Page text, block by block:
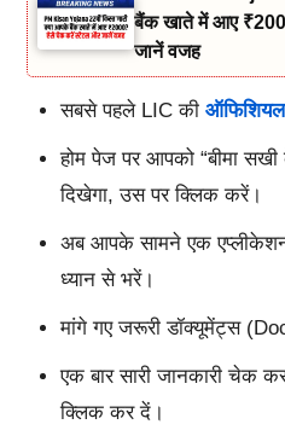
बैंक खाते में आए
जानें वजह
सबसे पहले LIC की
होम पेज पर आपको “बीमा
दिखेगा, उस पर क्लिक करें।
अब आपके सामने एक एप्लीकेशन
ध्यान से भरें।
मांगे गए जरूरी डॉक्यूमेंट्स
एक बार सारी जानकारी चेक
क्लिक कर दें।